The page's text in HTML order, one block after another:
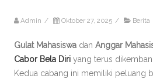
Admin / Oktober 27, 2025 / Berita
Gulat Mahasiswa dan Anggar
Cabor Bela Diri yang terus
Kedua cabang ini memiliki peluang